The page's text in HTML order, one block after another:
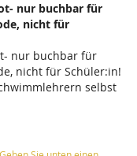
nur buchbar für
nicht für
nur buchbar für
nicht für Schüler:in!
selbst